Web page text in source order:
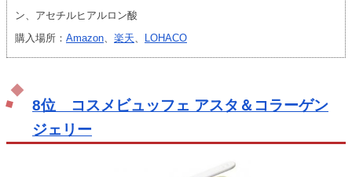
ン、アセチルヒアルロン酸
購入場所： Amazon、 楽天、 LOHACO
8位 コスメビュッフェ アスタ＆コラーゲン
ジェリー